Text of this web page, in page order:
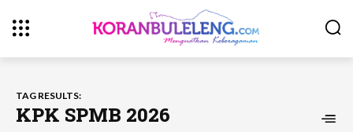
TAG RESULTS:
KPK SPMB 2026